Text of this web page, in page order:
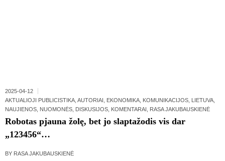
2025-04-12
AKTUALIOJI PUBLICISTIKA AUTORIAI EKONOMIKA KOMUNIKACIJOS LIETUVA
NAUJIENOS NUOMONĖS, DISKUSIJOS, KOMENTARAI RASA JAKUBAUSKIENĖ
Robotas pjauna žolę, bet jo slaptažodis vis dar
„123456“…
BY RASA JAKUBAUSKIENĖ